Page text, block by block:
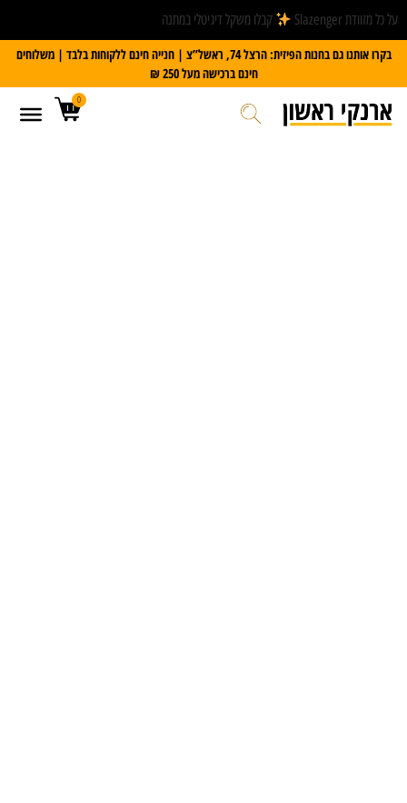
על כל מזוודת Slazenger
קבלו משקל דיגיטלי במתנה
בקרו אותנו גם בחנות הפיזית: הרצל 74, ראשל”צ | חנייה חינם ללקוחות בלבד | משלוחים
חינם ברכישה מעל 250 ₪
0